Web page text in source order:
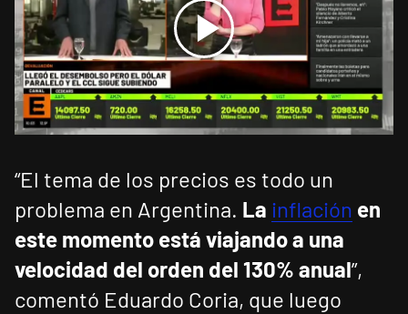
“El tema de los precios es todo un
problema en Argentina. La inflación en
este momento está viajando a una
velocidad del orden del 130% anual”,
comentó Eduardo Coria, que luego